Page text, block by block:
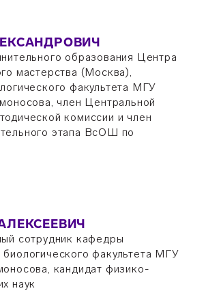
образования Центра
мастерства (Москва),
факультета МГУ
член Центральной
комиссии и член
этапа ВсОШ по
сотрудник кафедры
факультета МГУ
кандидат физико-
наук